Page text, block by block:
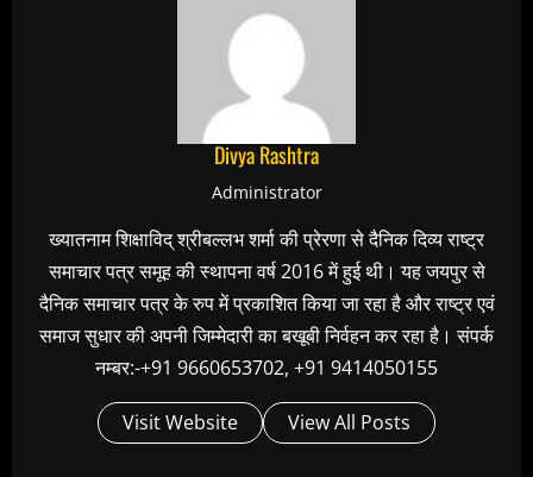
Divya Rashtra
Administrator
ख्यातनाम शिक्षाविद् श्रीबल्लभ शर्मा की प्रेरणा से दैनिक दिव्य राष्ट्र
समाचार पत्र समूह की स्थापना वर्ष 2016 में हुई थी। यह जयपुर से
दैनिक समाचार पत्र के रुप में प्रकाशित किया जा रहा है और राष्ट्र एवं
समाज सुधार की अपनी जिम्मेदारी का बखूबी निर्वहन कर रहा है। संपर्क
नम्बर:-+91 9660653702, +91 9414050155
Visit Website View All Posts